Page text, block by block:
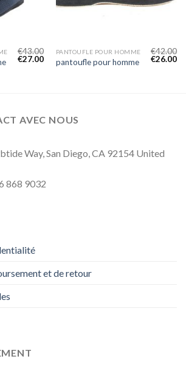
€43.00
€27.00
PANTOUFLE POUR HOMME
pantoufle pour homme
€42.00
€26.00
AVEC NOUS
Way, San Diego, CA 92154 United
868 9032
et de retour